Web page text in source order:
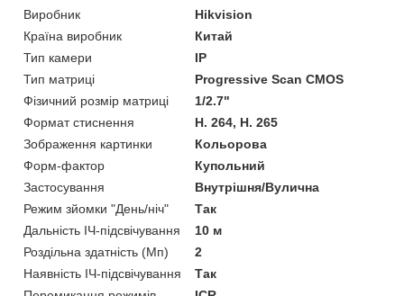
Виробник
Hikvision
Країна виробник
Китай
Тип камери
IP
Тип матриці
Progressive Scan CMOS
Фізичний розмір матриці
1/2.7"
Формат стиснення
H. 264, H. 265
Зображення картинки
Кольорова
Форм-фактор
Купольний
Застосування
Внутрішня/Вулична
Режим зйомки "День/ніч"
Так
Дальність ІЧ-підсвічування
10 м
Роздільна здатність (Мп)
2
Наявність ІЧ-підсвічування
Так